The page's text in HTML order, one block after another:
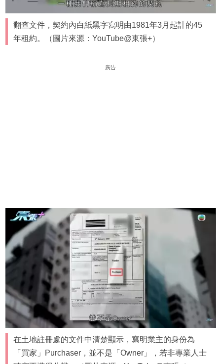
翻查文件，契約內白紙黑字寫明由1981年3月起計的45
年租約。（圖片來源：YouTube@東張+）
廣告
在土地註冊處的文件中清楚顯示，寫明業主的身份為
「買家」Purchaser，並不是「Owner」，若非專業人士